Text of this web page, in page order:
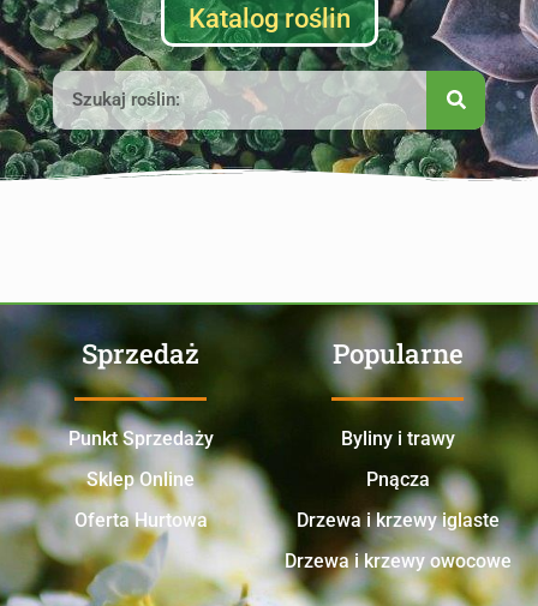
Katalog roślin
Sprzedaż
Punkt Sprzedaży
Sklep Online
Oferta Hurtowa
Popularne
Byliny i trawy
Pnącza
Drzewa i krzewy iglaste
Drzewa i krzewy owocowe